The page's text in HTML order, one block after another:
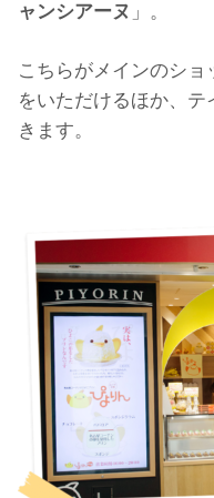
ャンシアーヌ 」。
こちらがメインのシ
をいただけるほか、
きます。